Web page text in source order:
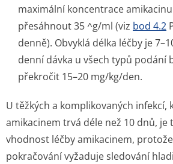
maximální koncentrace
přesáhnout 35 ^g/ml (viz bod 4.2
denně). Obvyklá délka léčby je
denní dávka u všech typů podání
překročit 15–20 mg/kg/den.
U těžkých a komplikovaných infekcí,
amikacinem trvá déle než 10 dnů, je
vhodnost léčby amikacinem,
pokračování vyžaduje sledování